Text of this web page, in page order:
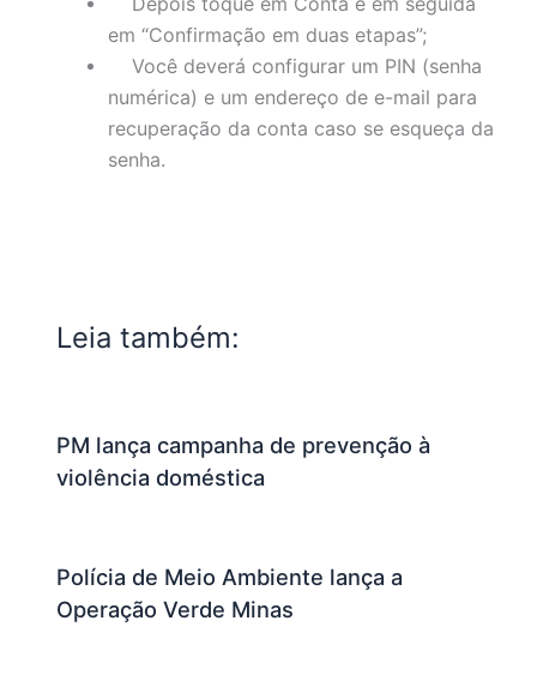
em “Confirmação em duas etapas”;
Você deverá configurar um PIN (senha
numérica) e um endereço de e-mail para
recuperação da conta caso se esqueça da
senha.
Leia também:
PM lança campanha de prevenção à
violência doméstica
Polícia de Meio Ambiente lança a
Operação Verde Minas